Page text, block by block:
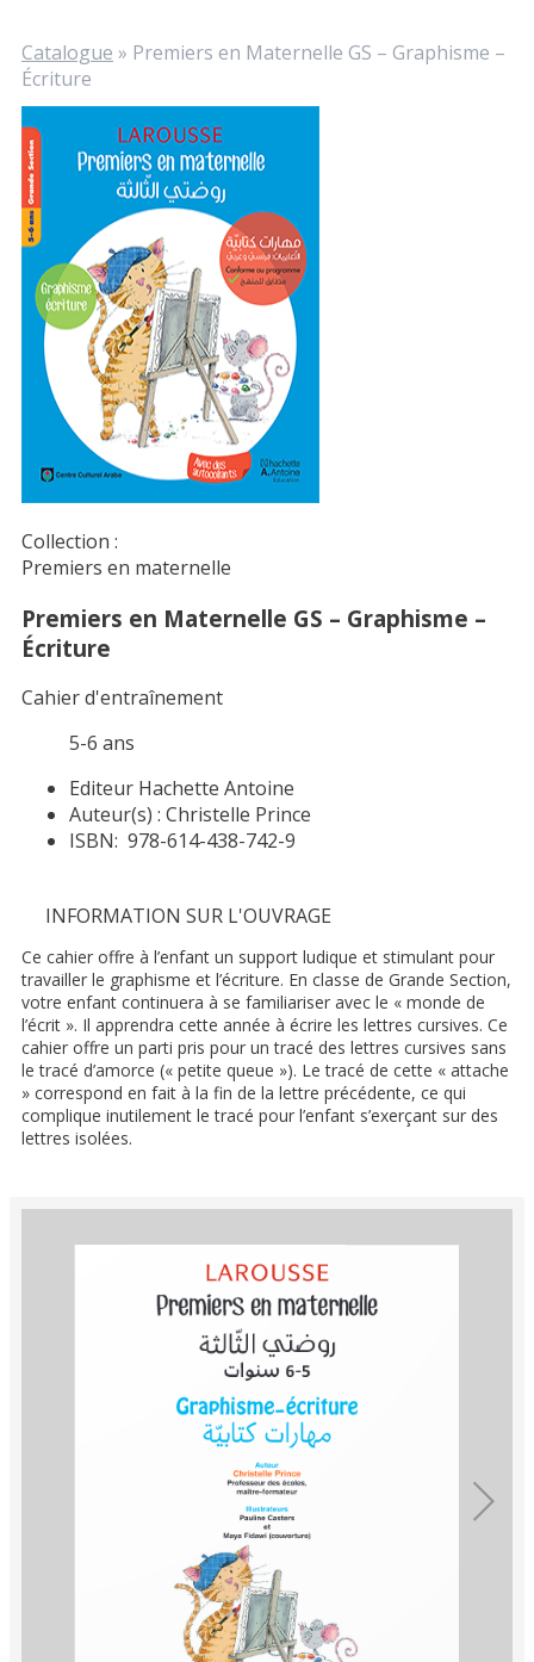
Catalogue » Premiers en Maternelle GS – Graphisme –
Écriture
Collection :
Premiers en maternelle
Premiers en Maternelle GS – Graphisme –
Écriture
Cahier d'entraînement
5-6 ans
Editeur Hachette Antoine
Auteur(s) : Christelle Prince
ISBN: 978-614-438-742-9
INFORMATION SUR L'OUVRAGE
Ce cahier offre à l’enfant un support ludique et stimulant pour
travailler le graphisme et l’écriture. En classe de Grande Section,
votre enfant continuera à se familiariser avec le « monde de
l’écrit ». Il apprendra cette année à écrire les lettres cursives. Ce
cahier offre un parti pris pour un tracé des lettres cursives sans
le tracé d’amorce (« petite queue »). Le tracé de cette « attache
» correspond en fait à la fin de la lettre précédente, ce qui
complique inutilement le tracé pour l’enfant s’exerçant sur des
lettres isolées.